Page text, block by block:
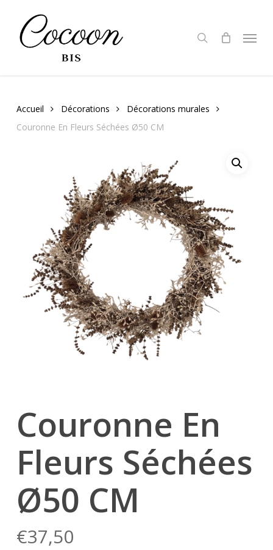
Menu
Accueil Décorations
Décorations murales
Couronne En Fleurs Séchées Ø50 CM
Couronne En
Fleurs Séchées
Ø50 CM
€37,50